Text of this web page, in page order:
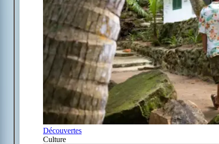
Découvertes
Culture